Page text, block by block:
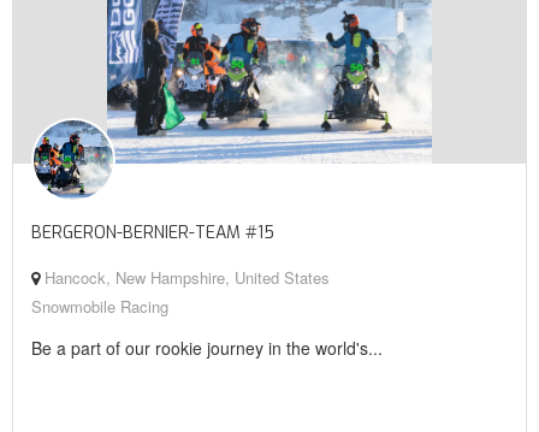
BERGERON-BERNIER-TEAM #15
Hancock, New Hampshire, United States
Snowmobile Racing
Be a part of our rookie journey in the world's...